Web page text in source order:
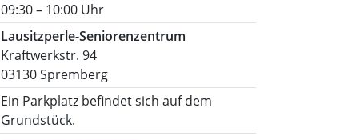
09:30 – 10:00 Uhr
Lausitzperle-Seniorenzentrum
Kraftwerkstr. 94
03130 Spremberg
Ein Parkplatz befindet sich auf dem
Grundstück.